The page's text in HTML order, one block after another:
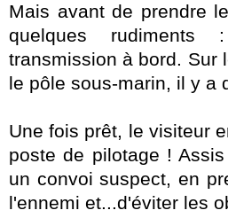
Mais avant de prendre
quelques rudiments
transmission à bord. Sur
le pôle sous-marin, il y a
Une fois prêt, le visiteur
poste de pilotage !
un convoi suspect, en
l'ennemi et...d'éviter les